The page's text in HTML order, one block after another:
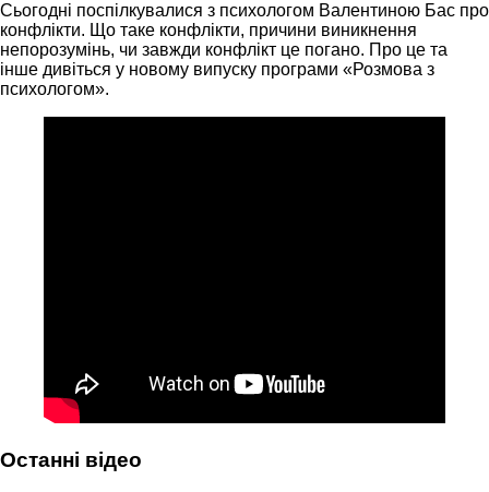
Сьогодні поспілкувалися з психологом Валентиною Бас про
конфлікти. Що таке конфлікти, причини виникнення
непорозумінь, чи завжди конфлікт це погано. Про це та
інше дивіться у новому випуску програми «Розмова з
психологом».
Останні відео